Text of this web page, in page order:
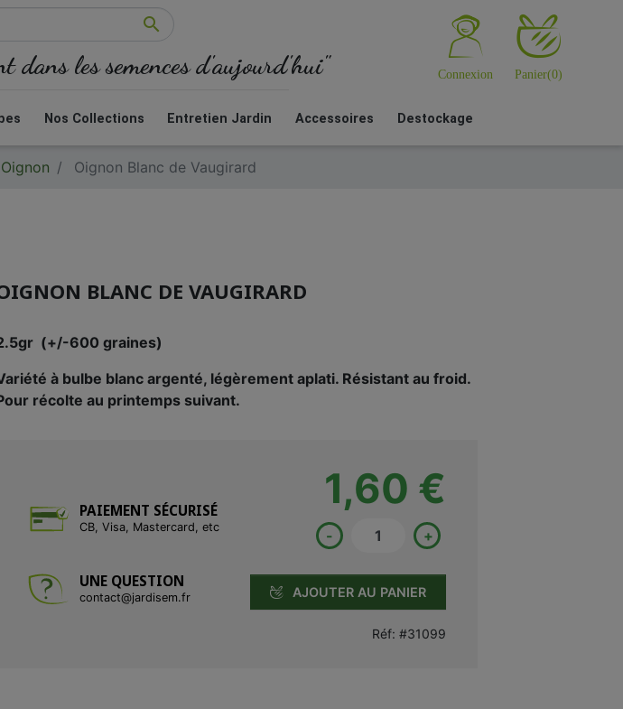

dans les semences d'aujourd'hui" Connexion Panier(0)
Nos Collections Entretien Jardin Accessoires Destockage
Oignon Oignon Blanc de Vaugirard
BLANC DE VAUGIRARD
(+/-600 graines)
à bulbe blanc argenté, légèrement aplati. Résistant au froid.
récolte au printemps suivant.
PAIEMENT SÉCURISÉ
CB, Visa, Mastercard, etc
UNE QUESTION
contact@jardisem.fr
1,60 €
- +
AJOUTER AU PANIER
Réf: #31099